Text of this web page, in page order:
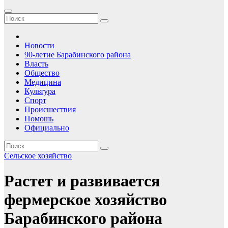
Новости
90-летие Барабинского района
Власть
Общество
Медицина
Культура
Спорт
Происшествия
Помошь
Официально
Сельское хозяйство
Растет и развивается
фермерское хозяйство
Барабинского района